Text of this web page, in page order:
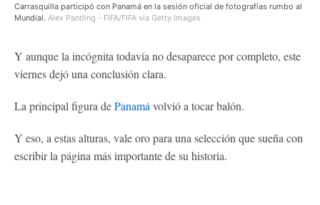
Carrasquilla participó con Panamá en la sesión oficial de fotografías rumbo al
Mundial. Alex Pantling - FIFA/FIFA via Getty Images
Y aunque la incógnita todavía no desaparece por completo, este
viernes dejó una conclusión clara.
La principal figura dePanamá volvió a tocar balón.
Y eso, a estas alturas, vale oro para una selección que sueña con
escribir la página más importante de su historia.